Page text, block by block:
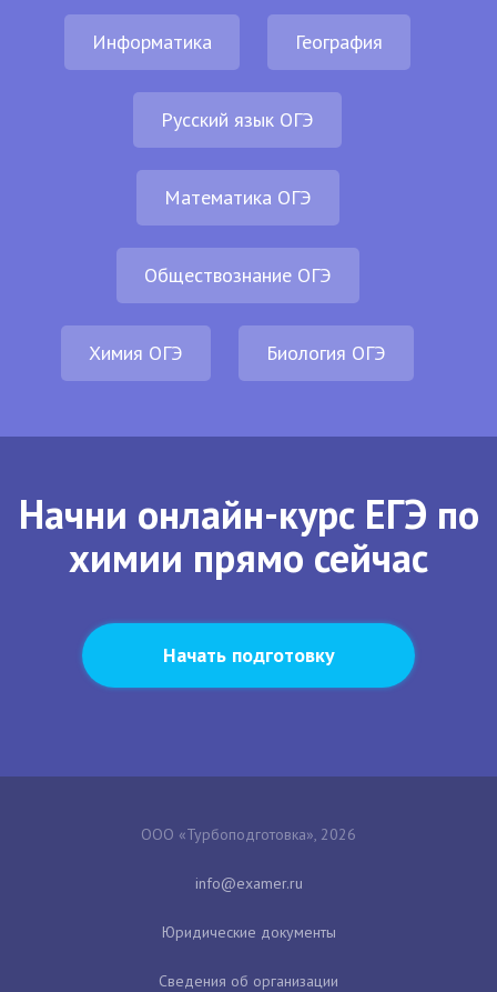
Информатика География
Русский язык ОГЭ
Математика ОГЭ
Обществознание ОГЭ
Химия ОГЭ Биология ОГЭ
Начни онлайн-курс ЕГЭ по
химии прямо сейчас
Начать подготовку
ООО «Турбоподготовка», 2026
Юридические документы
Сведения об организации